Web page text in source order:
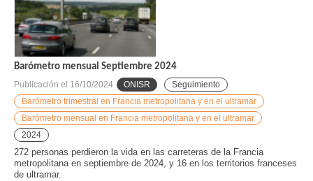
Barómetro mensual Septiembre 2024
Publicación el 16/10/2024 ONISR
Seguimiento
Barómetro trimestral en Francia metropolitana y en el ultramar
Barómetro mensual en Francia metropolitana y en el ultramar
2024
272 personas perdieron la vida en las carreteras de la Francia
metropolitana en septiembre de 2024, y 16 en los territorios franceses
de ultramar.